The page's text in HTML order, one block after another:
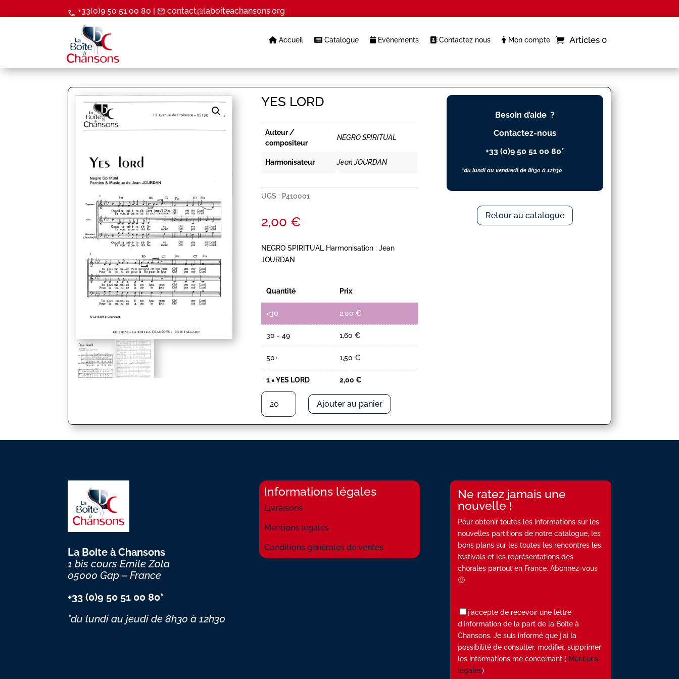
call +33(0)9 50 51 00 80 | mail contact@laboiteachansons.org
Accueil Catalogue Evènements Contactez nous Mon compte Articles 0
YES LORD
Auteur /
compositeur
NEGRO SPIRITUAL
Harmonisateur Jean JOURDAN
UGS : P410001
2,00 €
NEGRO SPIRITUAL Harmonisation : Jean
JOURDAN
Quantité Prix
<30 2,00 €
30 - 49 1,60 €
50+ 1,50 €
1 ×YES LORD 2,00 €
quantité
YES
LORD
Ajouter au panier
Besoin d’aide ?
Contactez-nous
+33 (0)9 50 51 00 80*
*du lundi au vendredi de 8h30 à 12h30
Retour au catalogue
La Boite à Chansons
1 bis cours Emile Zola
05000 Gap – France
+33 (0)9 50 51 00 80*
*du lundi au jeudide 8h30 à 12h30
Informations légales
Livraisons
Mentions légales
Conditions générales de ventes
Ne ratez jamais une
nouvelle !
Pour obtenir toutes les informations sur les
nouvelles partitions de notre catalogue, les
bons plans sur les toutes les rencontres les
festivals et les représentations des
chorales partout en France. Abonnez-vous
🙂
j'accepte de recevoir une lettre
d'information de la part de la Boite à
Chansons. Je suis informé que j'ai la
possibilité de consulter, modifier, supprimer
les informations me concernant ( Mentions
légales)